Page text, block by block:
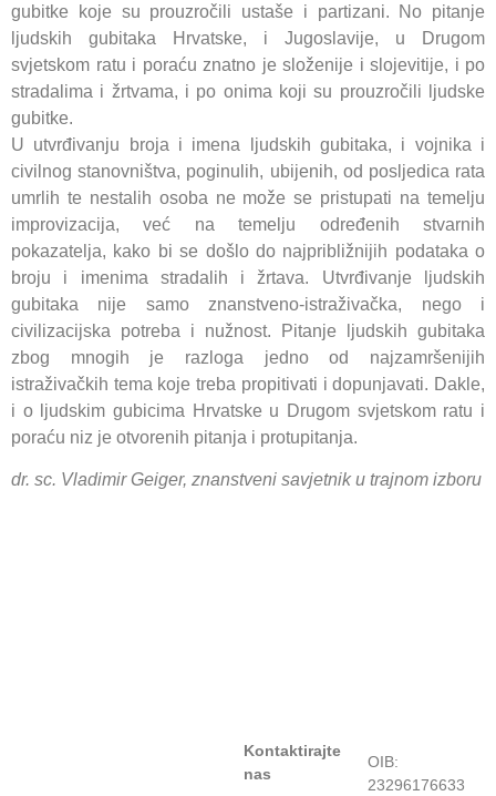
gubitke koje su prouzročili ustaše i partizani. No pitanje
ljudskih gubitaka Hrvatske, i Jugoslavije, u Drugom
svjetskom ratu i poraću znatno je složenije i slojevitije, i po
stradalima i žrtvama, i po onima koji su prouzročili ljudske
gubitke.
U utvrđivanju broja i imena ljudskih gubitaka, i vojnika i
civilnog stanovništva, poginulih, ubijenih, od posljedica rata
umrlih te nestalih osoba ne može se pristupati na temelju
improvizacija, već na temelju određenih stvarnih
pokazatelja, kako bi se došlo do najpribližnijih podataka o
broju i imenima stradalih i žrtava. Utvrđivanje ljudskih
gubitaka nije samo znanstveno-istraživačka, nego i
civilizacijska potreba i nužnost. Pitanje ljudskih gubitaka
zbog mnogih je razloga jedno od najzamršenijih
istraživačkih tema koje treba propitivati i dopunjavati. Dakle,
i o ljudskim gubicima Hrvatske u Drugom svjetskom ratu i
poraću niz je otvorenih pitanja i protupitanja.
dr. sc. Vladimir Geiger, znanstveni savjetnik u trajnom izboru
Kontaktirajte
nas
OIB:
23296176633